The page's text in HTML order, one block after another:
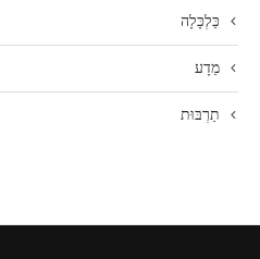
כַּלְכָּלָה
מַדָע
תַרְבּוּת